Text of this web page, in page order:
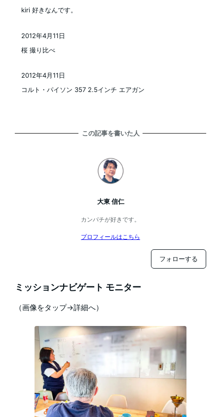
kiri 好きなんです。
桜 撮り比べ
投稿日
2012年4月11日
コルト・パイソン 357 2.5インチ エアガン
2012年4月11日
この記事を書いた人
大東 信仁
カンパチが好きです。
プロフィールはこちら
フォローする
ミッションナビゲート モニター
（画像をタップ→詳細へ）